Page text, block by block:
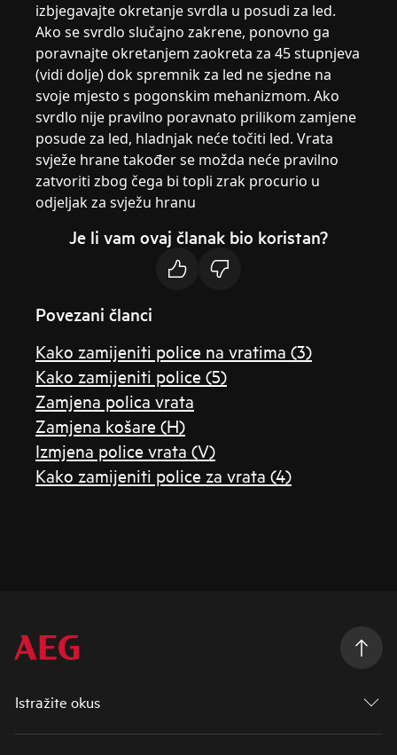
izbjegavajte okretanje svrdla u posudi za led.
Ako se svrdlo slučajno zakrene, ponovno ga
poravnajte okretanjem zaokreta za 45 stupnjeva
(vidi dolje) dok spremnik za led ne sjedne na
svoje mjesto s pogonskim mehanizmom. Ako
svrdlo nije pravilno poravnato prilikom zamjene
posude za led, hladnjak neće točiti led. Vrata
svježe hrane također se možda neće pravilno
zatvoriti zbog čega bi topli zrak procurio u
odjeljak za svježu hranu
Je li vam ovaj članak bio koristan?
Povezani članci
Kako zamijeniti police na vratima (3)
Kako zamijeniti police (5)
Zamjena polica vrata
Zamjena košare (H)
Izmjena police vrata (V)
Kako zamijeniti police za vrata (4)
Istražite okus